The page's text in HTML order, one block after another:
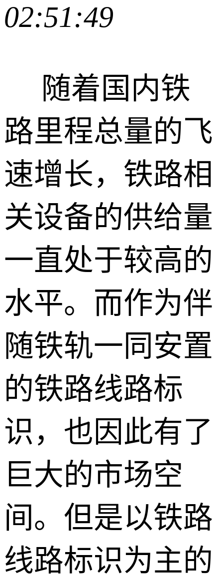
02:51:49
随着国内铁
路里程总量的飞
速增长，铁路相
关设备的供给量
一直处于较高的
水平。而作为伴
随铁轨一同安置
的铁路线路标
识，也因此有了
巨大的市场空
间。但是以铁路
线路标识为主的